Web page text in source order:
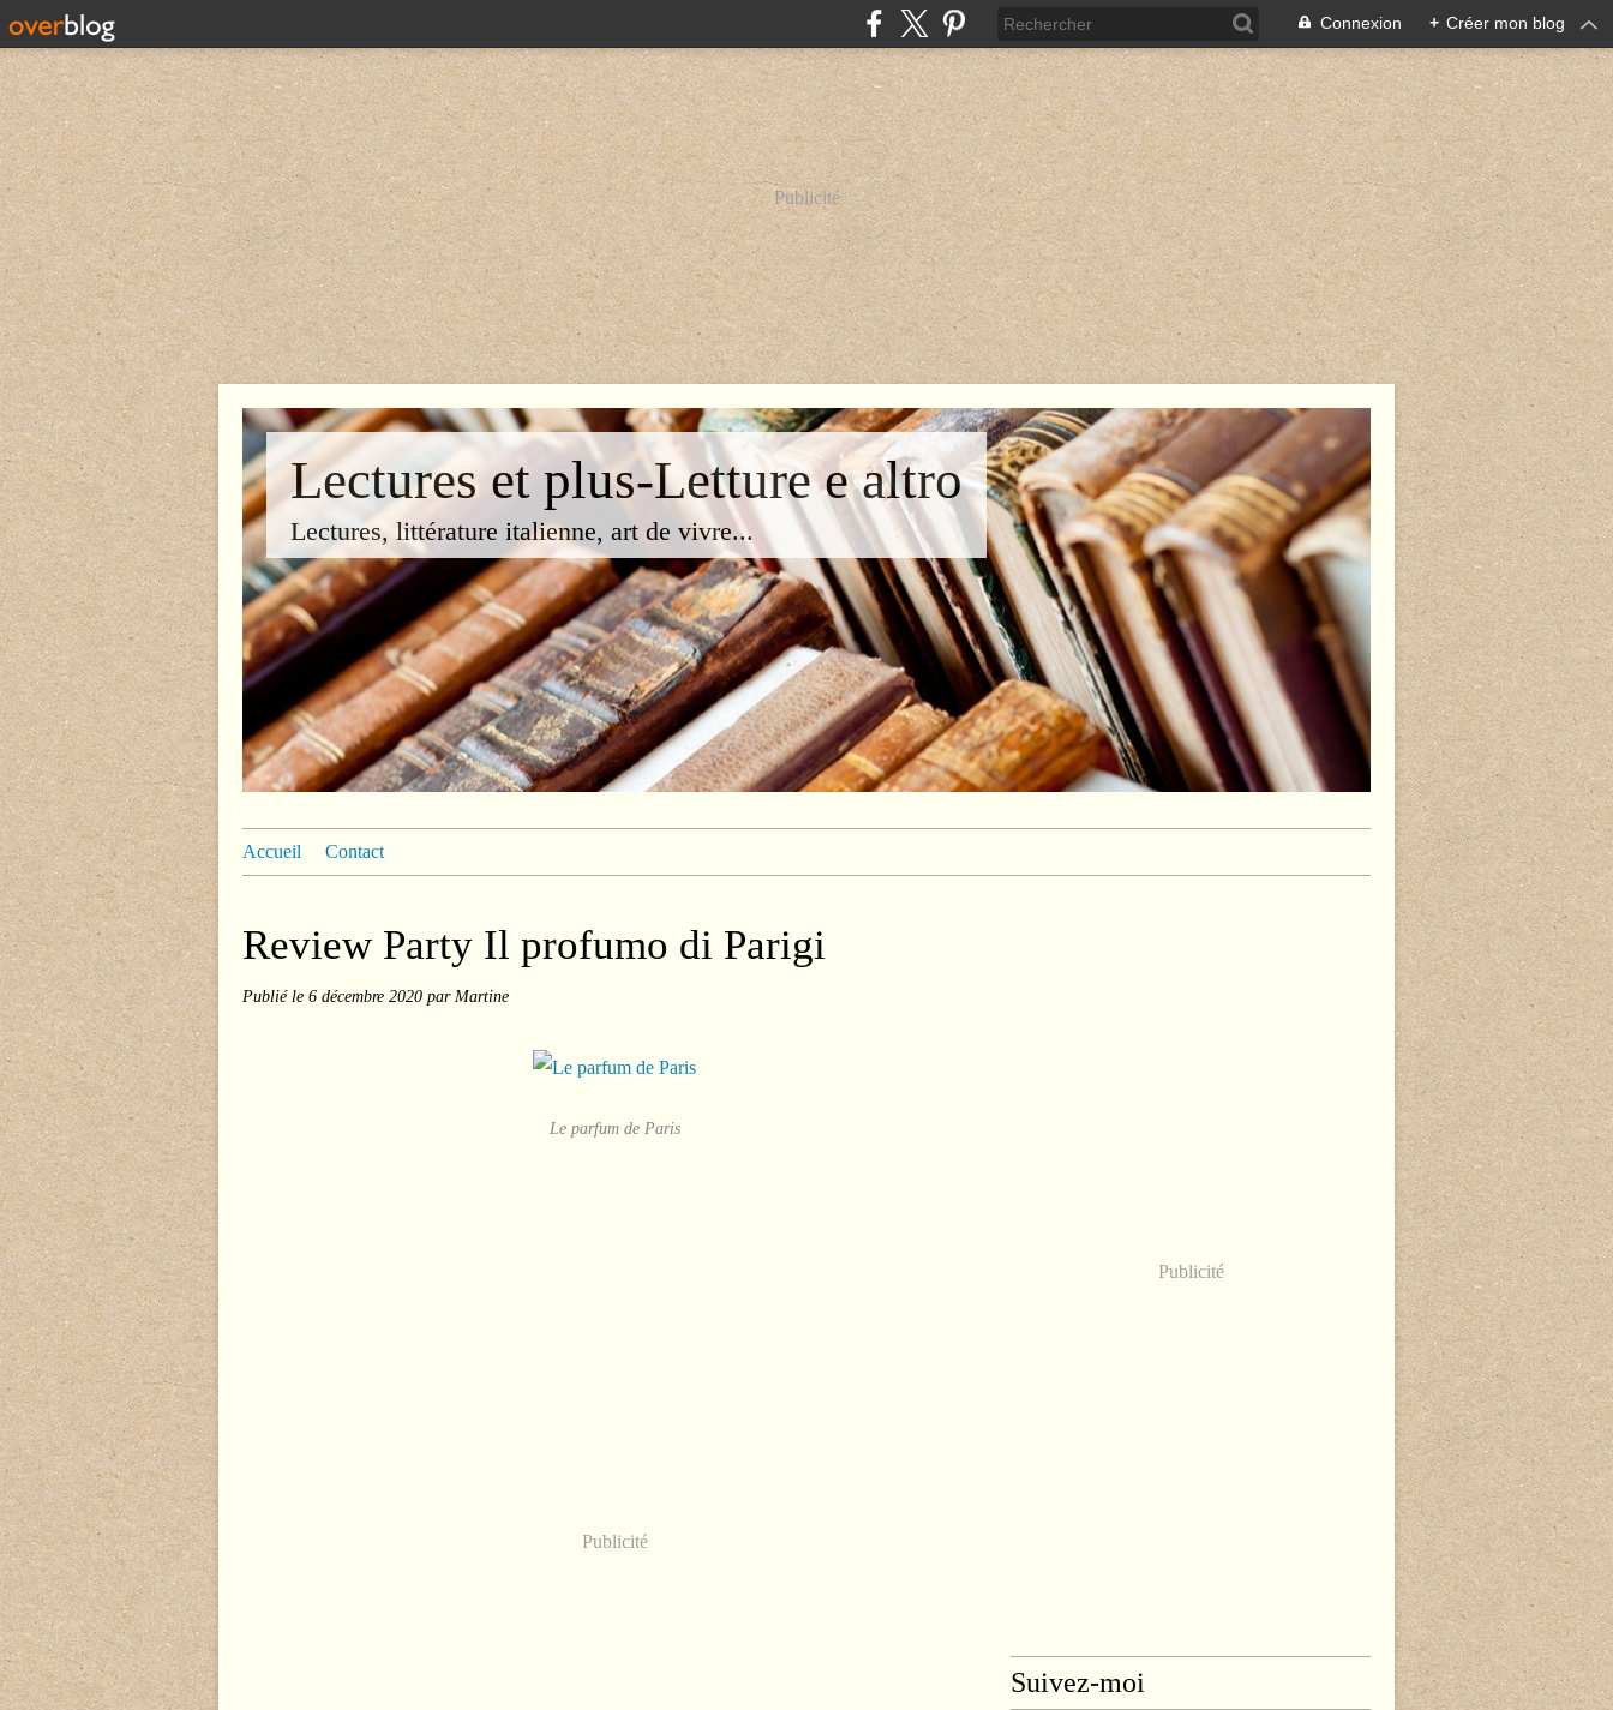
Connexion + Créer mon blog
Publicité
Lectures et plus-Letture e altro
Lectures, littérature italienne, art de vivre...
Accueil Contact
Review Party Il profumo di Parigi
Publié le 6 décembre 2020 par Martine
Le parfum de Paris
Publicité
Publicité
Suivez-moi